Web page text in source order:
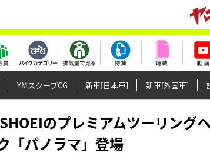
YMスクープCG 新車[日本車] 新車[外国車]
のプレミアムツーリング
「パノラマ」登場